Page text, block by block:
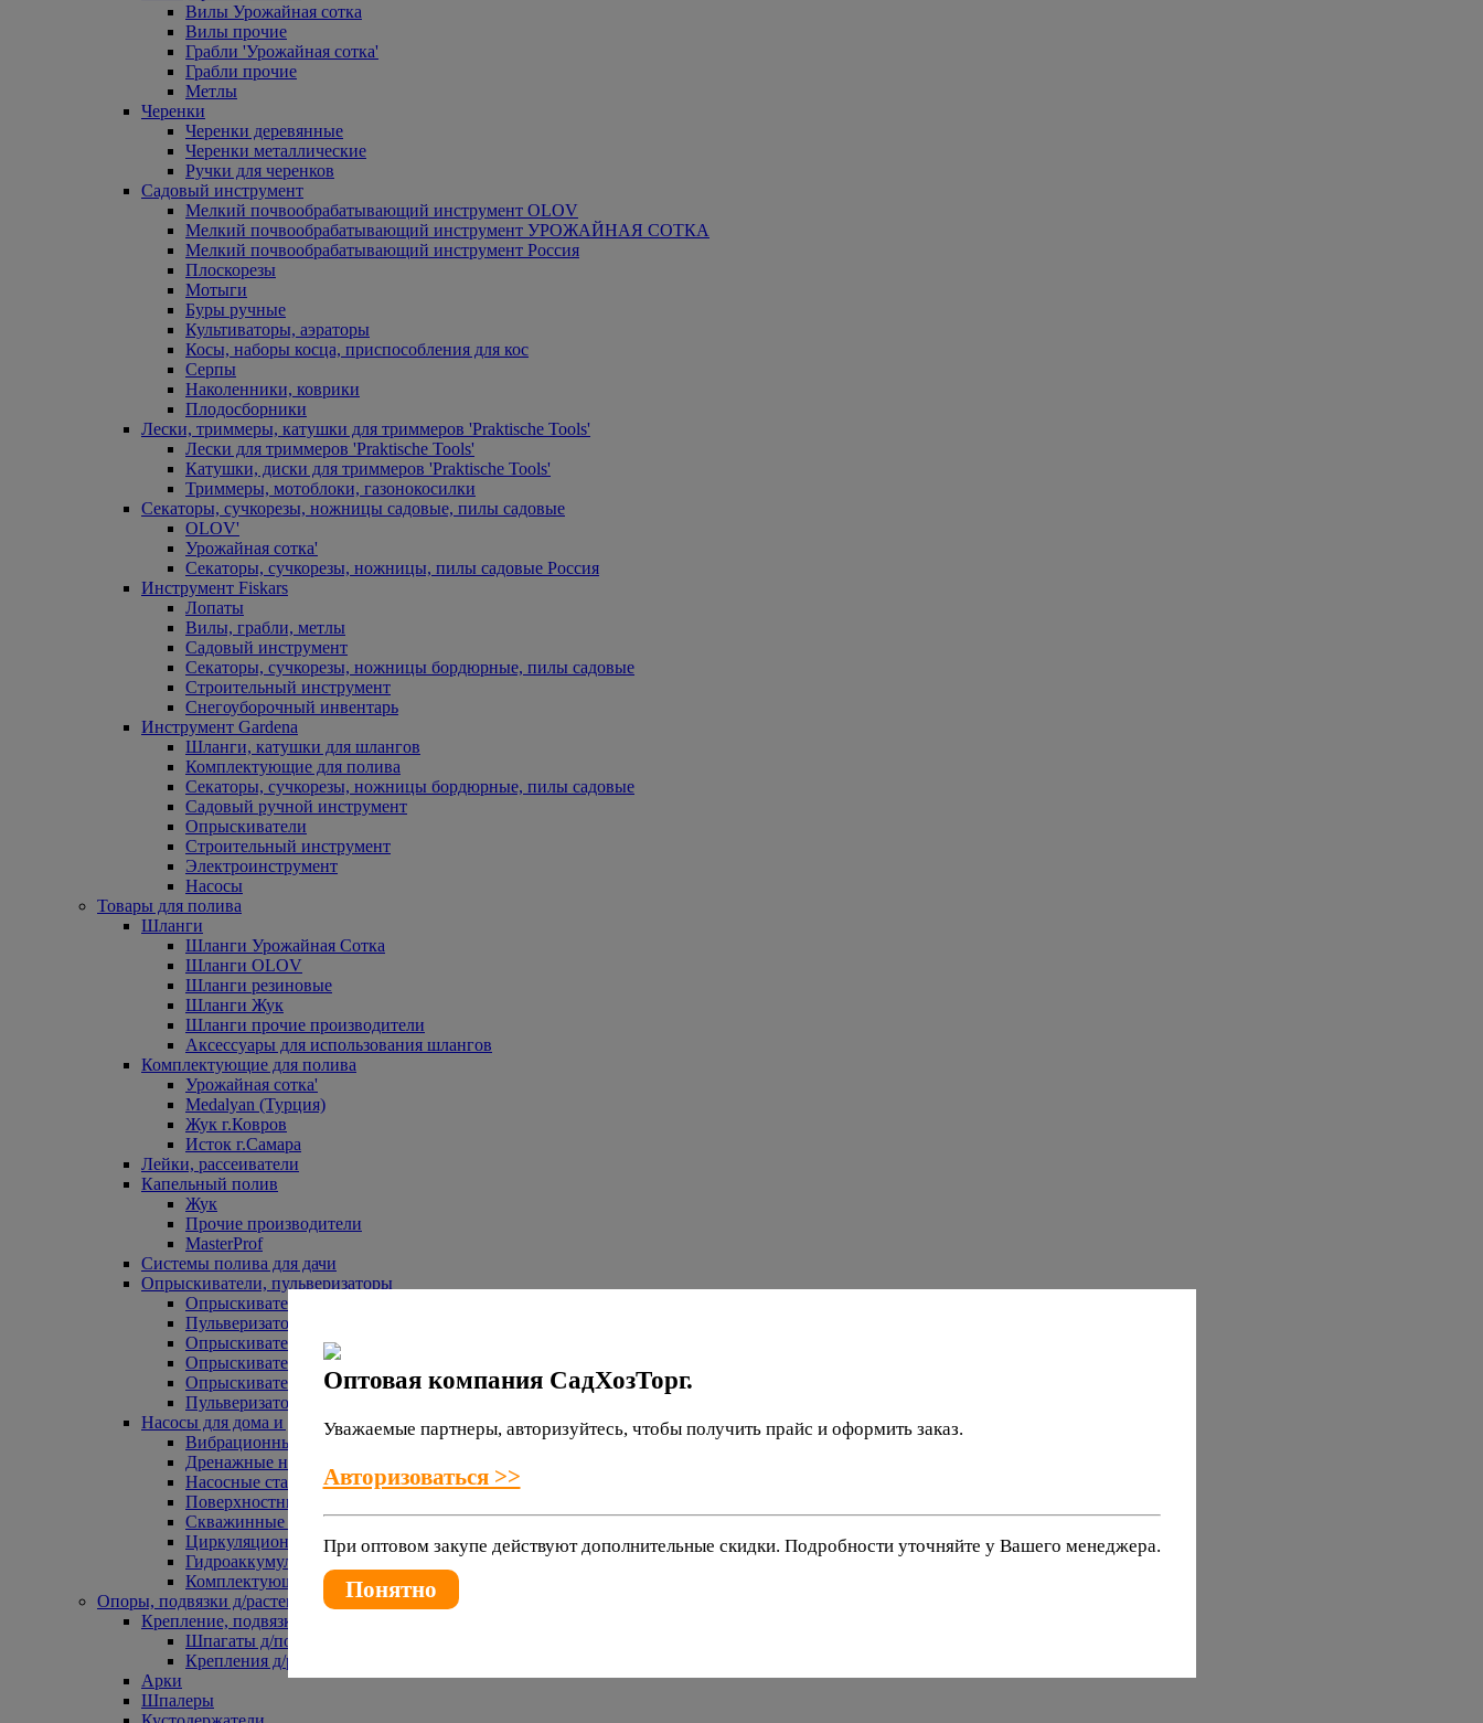
Вилы Урожайная сотка
Вилы прочие
Грабли 'Урожайная сотка'
Грабли прочие
Метлы
Черенки
Черенки деревянные
Черенки металлические
Ручки для черенков
Садовый инструмент
Мелкий почвообрабатывающий инструмент OLOV
Мелкий почвообрабатывающий инструмент УРОЖАЙНАЯ СОТКА
Мелкий почвообрабатывающий инструмент Россия
Плоскорезы
Мотыги
Буры ручные
Культиваторы, аэраторы
Косы, наборы косца, приспособления для кос
Серпы
Наколенники, коврики
Плодосборники
Лески, триммеры, катушки для триммеров 'Praktische Tools'
Лески для триммеров 'Praktische Tools'
Катушки, диски для триммеров 'Praktische Tools'
Триммеры, мотоблоки, газонокосилки
Секаторы, сучкорезы, ножницы садовые, пилы садовые
OLOV'
Урожайная сотка'
Секаторы, сучкорезы, ножницы, пилы садовые Россия
Инструмент Fiskars
Лопаты
Вилы, грабли, метлы
Садовый инструмент
Секаторы, сучкорезы, ножницы бордюрные, пилы садовые
Строительный инструмент
Снегоуборочный инвентарь
Инструмент Gardena
Шланги, катушки для шлангов
Комплектующие для полива
Секаторы, сучкорезы, ножницы бордюрные, пилы садовые
Садовый ручной инструмент
Опрыскиватели
Строительный инструмент
Электроинструмент
Насосы
Товары для полива
Шланги
Шланги Урожайная Сотка
Шланги OLOV
Шланги резиновые
Шланги Жук
Шланги прочие производители
Аксессуары для использования шлангов
Комплектующие для полива
Урожайная сотка'
Medalyan (Турция)
Жук г.Ковров
Исток г.Самара
Лейки, рассеиватели
Капельный полив
Жук
Прочие производители
MasterProf
Системы полива для дачи
Опрыскиватели, пульверизаторы
Опрыскиватели аккумуляторные
Пульверизаторы прочие
Опрыскиватели Урожайная сотка
Опрыскиватели Жук
Опрыскиватели прочие
Пульверизаторы Урожайная сотка
Насосы для дома и дачи
Вибрационные насосы
Дренажные насосы
Насосные станции
Поверхностные насосы
Скважинные насосы
Циркуляционные насосы
Гидроаккумуляторы и расширительные баки
Комплектующие к насосам
Опоры, подвязки д/растений
Крепление, подвязки д/растений
Шпагаты д/подвязки растений
Крепления д/растений
Арки
Шпалеры
Оптовая компания СадХозТорг.
Уважаемые партнеры, авторизуйтесь, чтобы получить прайс и оформить заказ.
Авторизоваться >>
При оптовом закупе действуют дополнительные скидки. Подробности уточняйте у Вашего менеджера.
Понятно